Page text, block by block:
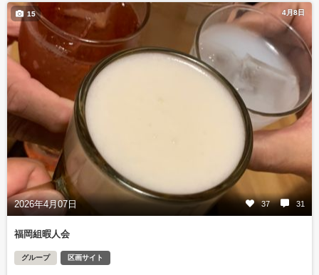
4月8日
2026年4月07日 37 31
15
福岡組暇人会
グループ 区画サイト